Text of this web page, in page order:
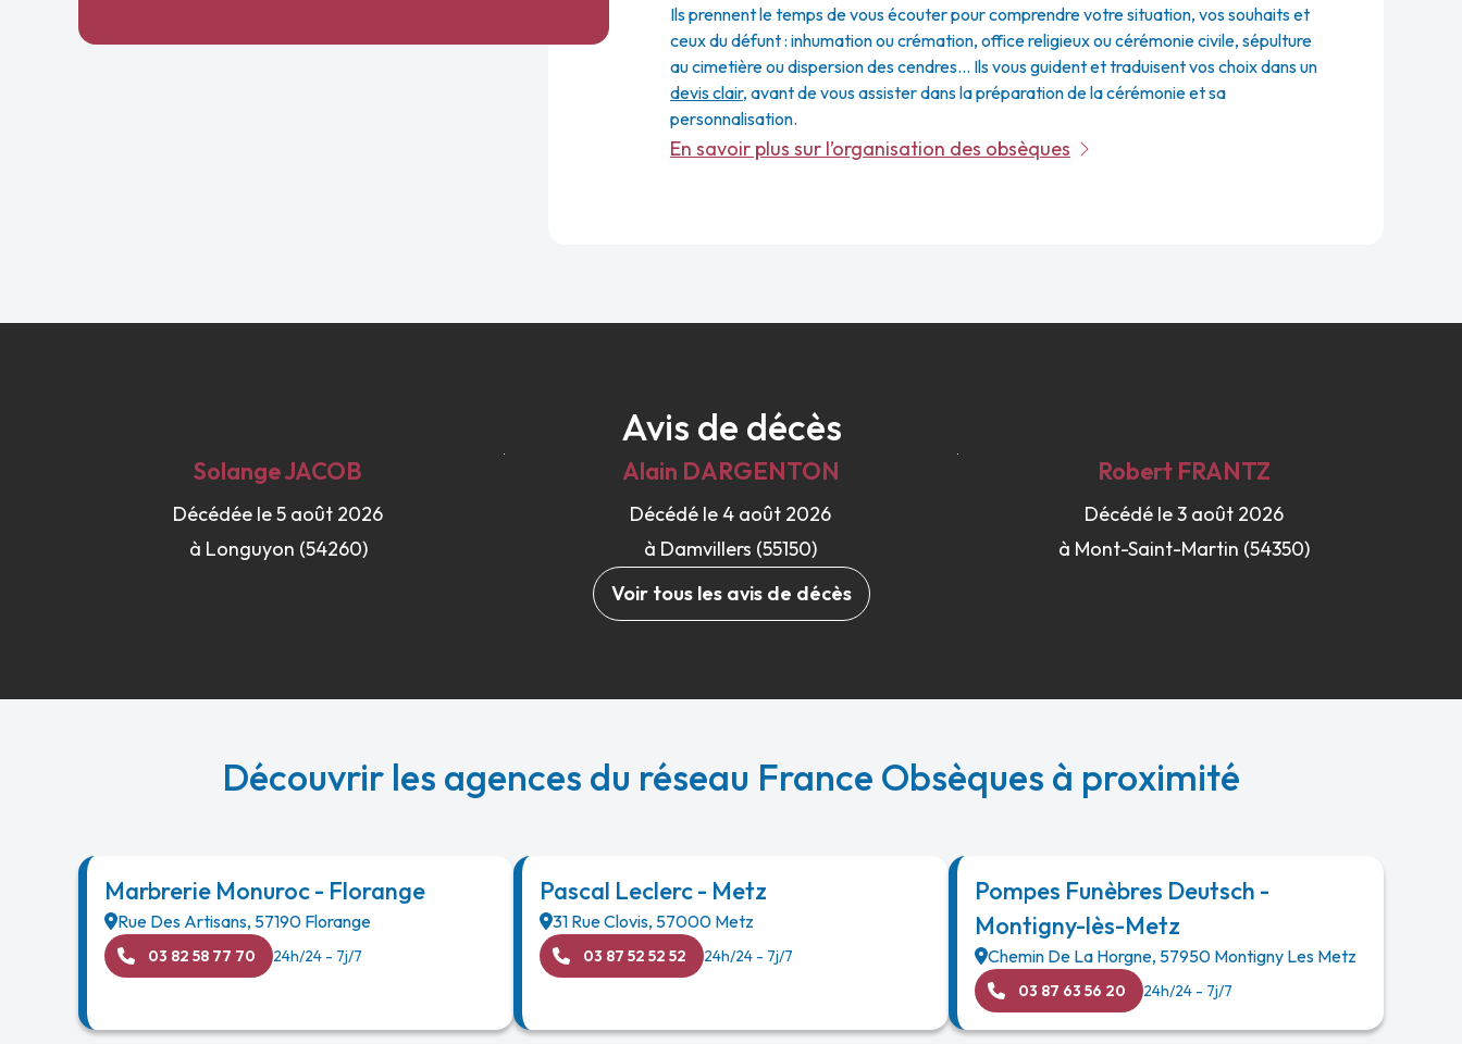
Ils prennent le temps de vous écouter pour comprendre votre situation, vos souhaits et
ceux du défunt : inhumation ou crémation, office religieux ou cérémonie civile, sépulture
au cimetière ou dispersion des cendres... Ils vous guident et traduisent vos choix dans un
devis clair, avant de vous assister dans la préparation de la cérémonie et sa
personnalisation.
En savoir plus sur l’organisation des obsèques
Avis de décès
SolangeJACOB
Décédée le 5 août 2026
à Longuyon (54260)
Alain DARGENTON
Décédé le 4 août 2026
à Damvillers (55150)
Robert FRANTZ
Décédé le 3 août 2026
à Mont-Saint-Martin (54350)
Voir tous les avis de décès
Découvrir les agences du réseau France Obsèques à proximité
Marbrerie Monuroc - Florange
Rue Des Artisans, 57190 Florange
03 82 58 77 70 24h/24 - 7j/7
Pascal Leclerc - Metz
31 Rue Clovis, 57000 Metz
03 87 52 52 52 24h/24 - 7j/7
Pompes Funèbres Deutsch -
Montigny-lès-Metz
Chemin De La Horgne, 57950 Montigny Les Metz
03 87 63 56 20 24h/24 - 7j/7